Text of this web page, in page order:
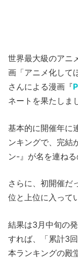
世界最大級のアニ
画「アニメ化して
さんによる漫画『
ネートを果たしま
基本的に開催年に
ンキングで、完結
ン-』が名を連ねる
さらに、初開催だ
位と上位に入って
結果は3月中旬の
すれば、「累計3
本ランキングの殿